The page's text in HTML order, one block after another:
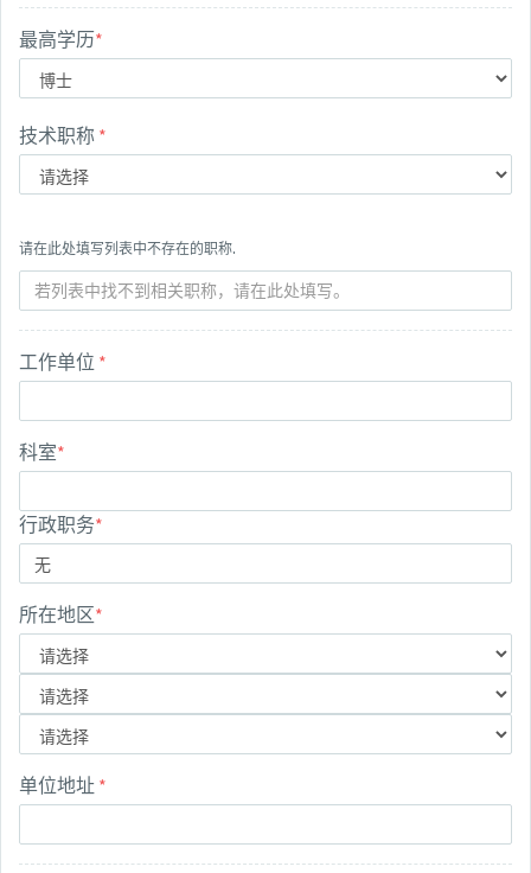
最高学历*
技术职称 *
请在此处填写列表中不存在的职称.
工作单位 *
科室*
行政职务*
所在地区*
单位地址 *